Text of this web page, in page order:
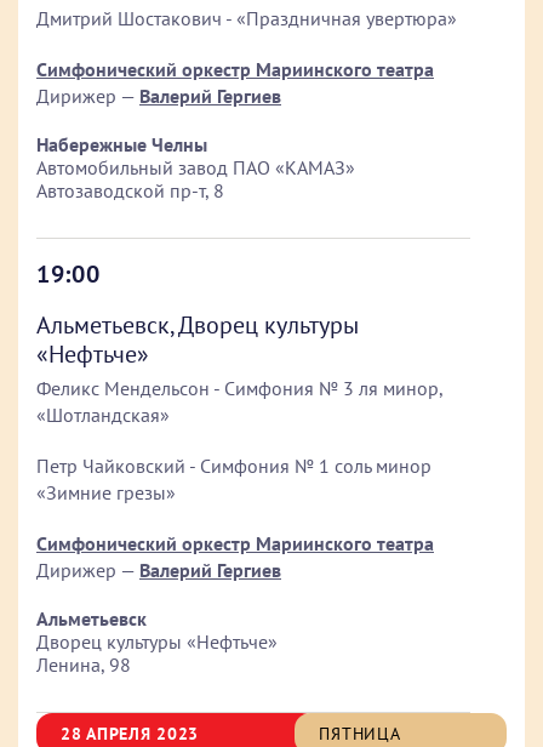
Дмитрий Шостакович - «Праздничная увертюра»
Симфонический оркестр Мариинского театра
Дирижер — Валерий Гергиев
Набережные Челны
Автомобильный завод ПАО «КАМАЗ»
Автозаводской пр-т, 8
19:00
Альметьевск, Дворец культуры
«Нефтьче»
Феликс Мендельсон - Симфония № 3 ля минор,
«Шотландская»
Петр Чайковский - Симфония № 1 соль минор
«Зимние грезы»
Симфонический оркестр Мариинского театра
Дирижер — Валерий Гергиев
Альметьевск
Дворец культуры «Нефтьче»
Ленина, 98
28 АПРЕЛЯ 2023 ПЯТНИЦА